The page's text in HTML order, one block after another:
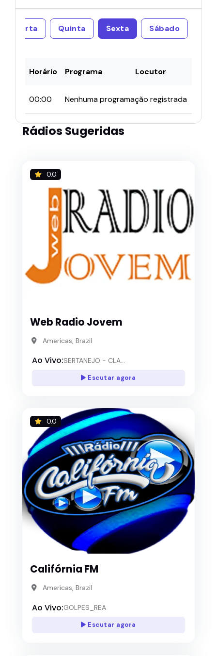
Quarta Quinta Sexta Sábado
Horário Programa Locutor
00:00 Nenhuma programação registrada
Rádios Sugeridas
0.0
Web Radio Jovem
Americas, Brazil
Ao Vivo:SERTANEJO - CLA...
Escutar agora
0.0
Califórnia FM
Americas, Brazil
Ao Vivo:GOLPES_REA
Escutar agora